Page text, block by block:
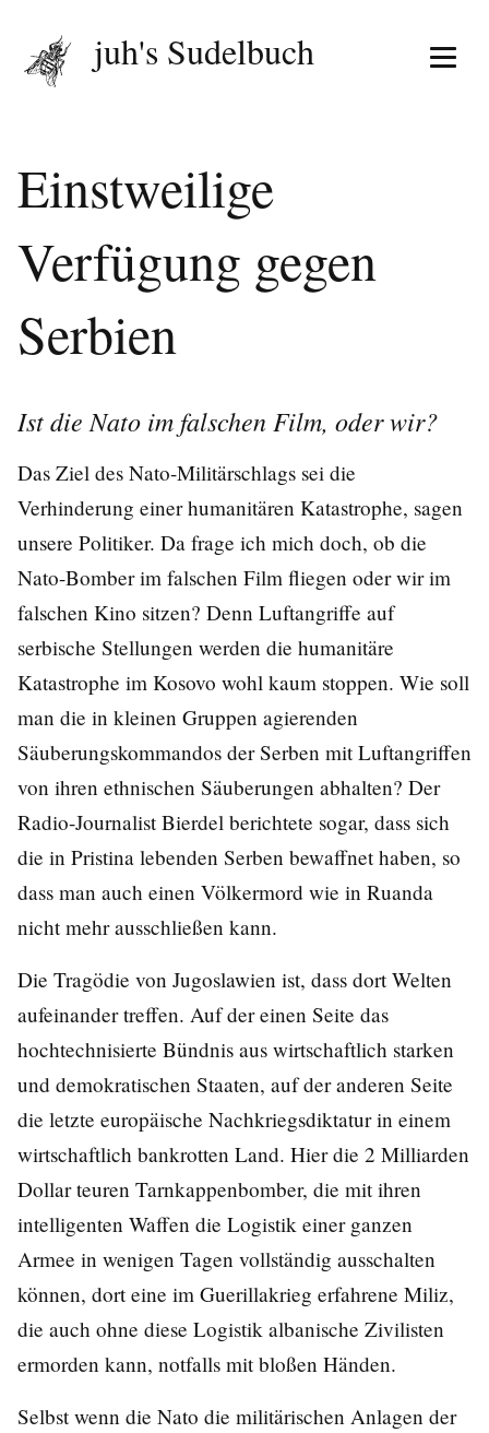
Menü
juh's Sudelbuch
Einstweilige
Verfügung gegen
Serbien
Ist die Nato im falschen Film, oder wir?
Das Ziel des Nato-Militärschlags sei die
Verhinderung einer humanitären Katastrophe, sagen
unsere Politiker. Da frage ich mich doch, ob die
Nato-Bomber im falschen Film fliegen oder wir im
falschen Kino sitzen? Denn Luftangriffe auf
serbische Stellungen werden die humanitäre
Katastrophe im Kosovo wohl kaum stoppen. Wie soll
man die in kleinen Gruppen agierenden
Säuberungskommandos der Serben mit Luftangriffen
von ihren ethnischen Säuberungen abhalten? Der
Radio-Journalist Bierdel berichtete sogar, dass sich
die in Pristina lebenden Serben bewaffnet haben, so
dass man auch einen Völkermord wie in Ruanda
nicht mehr ausschließen kann.
Die Tragödie von Jugoslawien ist, dass dort Welten
aufeinander treffen. Auf der einen Seite das
hochtechnisierte Bündnis aus wirtschaftlich starken
und demokratischen Staaten, auf der anderen Seite
die letzte europäische Nachkriegsdiktatur in einem
wirtschaftlich bankrotten Land. Hier die 2 Milliarden
Dollar teuren Tarnkappenbomber, die mit ihren
intelligenten Waffen die Logistik einer ganzen
Armee in wenigen Tagen vollständig ausschalten
können, dort eine im Guerillakrieg erfahrene Miliz,
die auch ohne diese Logistik albanische Zivilisten
ermorden kann, notfalls mit bloßen Händen.
Selbst wenn die Nato die militärischen Anlagen der